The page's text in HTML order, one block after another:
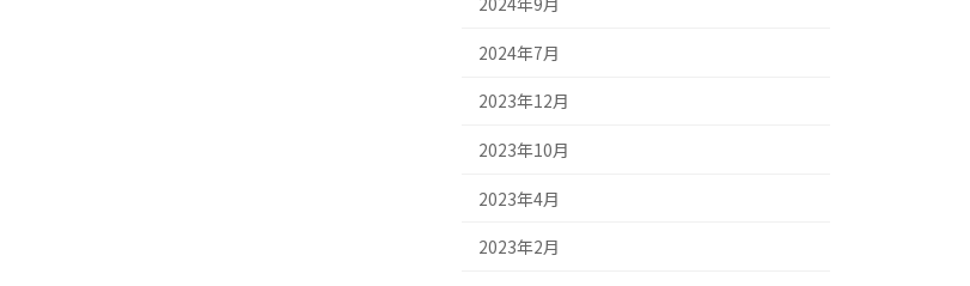
2024年7月
2023年12月
2023年10月
2023年4月
2023年2月